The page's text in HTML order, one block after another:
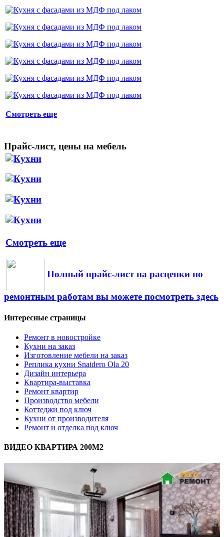
Смотреть еще
Прайс-лист, цены на мебель
Смотреть еще
Полный прайс-лист на расценки по
ремонтным работам вы можете посмотреть здесь
Интересные страницы
Ремонт в новостройке
Кухни на заказ
Изготовление мебели на заказ
Реплика кухни Snaidero Ola 20
Дизайн интерьера
Квартира-выставка
Ремонт квартир
Производство мебели
Коттеджи под ключ
Кухни от производителя
Ремонт и отделка под ключ
ВИДЕО КВАРТИРА 200М2